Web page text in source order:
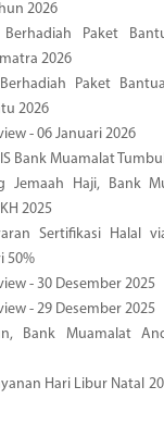
2026
Paket
2026
Paket
2026
- 06 Januari 2026
Bank Muamalat
Jemaah Haji, Bank
2025
Sertifikasi Halal
50%
- 30 Desember 2025
- 29 Desember 2025
Bank Muamalat
Hari Libur Natal